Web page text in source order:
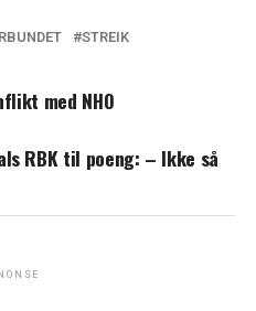
STREIK
med NHO
RBK til poeng: – Ikke så